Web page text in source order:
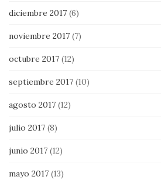
diciembre 2017 (6)
noviembre 2017 (7)
octubre 2017 (12)
septiembre 2017 (10)
agosto 2017 (12)
julio 2017 (8)
junio 2017 (12)
mayo 2017 (13)